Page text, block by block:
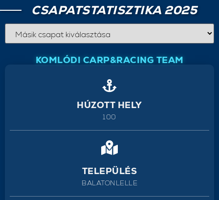
CSAPATSTATISZTIKA 2025
KOMLÓDI CARP&RACING TEAM
HÚZOTT HELY
100
TELEPÜLÉS
BALATONLELLE